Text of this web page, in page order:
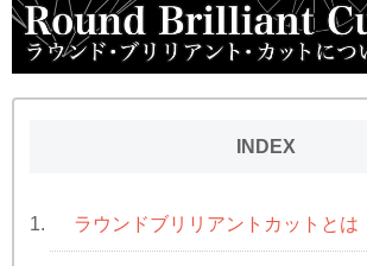
INDEX
1. ラウンドブリリアントカットとは